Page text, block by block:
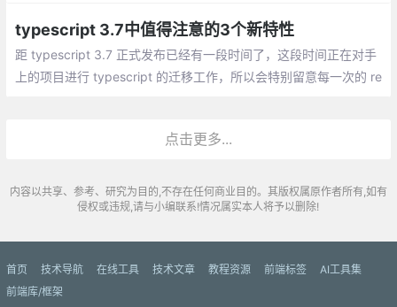
修改。
typescript 3.7中值得注意的3个新特性
距 typescript 3.7 正式发布已经有一段时间了，这段时间正在对手
上的项目进行 typescript 的迁移工作，所以会特别留意每一次的 re
点击更多...
内容以共享、参考、研究为目的,不存在任何商业目的。其版权属原作者所有,如有
侵权或违规,请与小编联系!情况属实本人将予以删除!
首页 技术导航 在线工具 技术文章 教程资源 前端标签
AI工具集
前端库/框架